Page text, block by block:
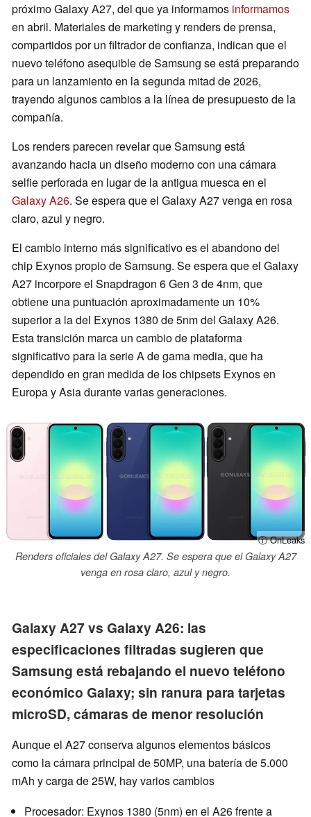
próximo Galaxy A27, del que ya informamos informamos
en abril. Materiales de marketing y renders de prensa,
compartidos por un filtrador de confianza, indican que el
nuevo teléfono asequible de Samsung se está preparando
para un lanzamiento en la segunda mitad de 2026,
trayendo algunos cambios a la línea de presupuesto de la
compañía.
Los renders parecen revelar que Samsung está
avanzando hacia un diseño moderno con una cámara
selfie perforada en lugar de la antigua muesca en el
Galaxy A26. Se espera que el Galaxy A27 venga en rosa
claro, azul y negro.
El cambio interno más significativo es el abandono del
chip Exynos propio de Samsung. Se espera que el Galaxy
A27 incorpore el Snapdragon 6 Gen 3 de 4nm, que
obtiene una puntuación aproximadamente un 10%
superior a la del Exynos 1380 de 5nm del Galaxy A26.
Esta transición marca un cambio de plataforma
significativo para la serie A de gama media, que ha
dependido en gran medida de los chipsets Exynos en
Europa y Asia durante varias generaciones.
ⓘ OnLeaks
Renders oficiales del Galaxy A27. Se espera que el Galaxy A27
venga en rosa claro, azul y negro.
Galaxy A27 vs Galaxy A26: las
especificaciones filtradas sugieren que
Samsung está rebajando el nuevo teléfono
económico Galaxy; sin ranura para tarjetas
microSD, cámaras de menor resolución
Aunque el A27 conserva algunos elementos básicos
como la cámara principal de 50MP, una batería de 5.000
mAh y carga de 25W, hay varios cambios
Procesador: Exynos 1380 (5nm) en el A26 frente a